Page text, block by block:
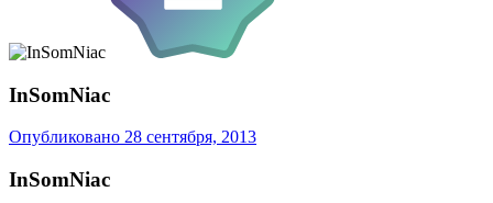
InSomNiac
Опубликовано 28 сентября, 2013
InSomNiac